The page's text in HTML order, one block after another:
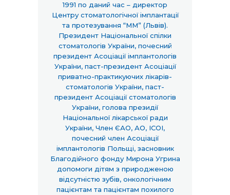
1991 по даний час – директор
Центру стоматологічної імплантації
та протезування “ММ” (Львів).
Президент Національної спілки
стоматологів України, почесний
президент Асоціації імплантологів
України, паст-президент Асоціації
приватно-практикуючих лікарів-
стоматологів України, паст-
президент Асоціації стоматологів
України, голова президії
Національної лікарської ради
України, Член ЄАО, АО, ІСОІ,
почесний член Асоціації
імплантологів Польщі, засновник
Благодійного фонду Мирона Угрина
допомоги дітям з природженою
відсутністю зубів, онкологічним
пацієнтам та пацієнтам похилого